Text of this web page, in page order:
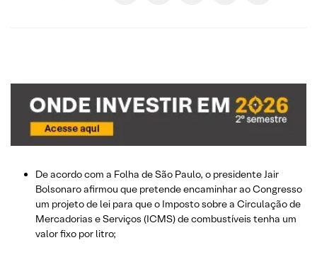
De acordo com a Folha de São Paulo, o presidente Jair
Bolsonaro afirmou que pretende encaminhar ao Congresso
um projeto de lei para que o Imposto sobre a Circulação de
Mercadorias e Serviços (ICMS) de combustíveis tenha um
valor fixo por litro;